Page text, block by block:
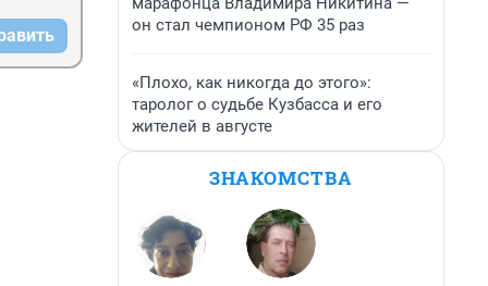
он стал чемпионом РФ 35 раз
«Плохо, как никогда до этого»:
таролог о судьбе Кузбасса и его
жителей в августе
ЗНАКОМСТВА